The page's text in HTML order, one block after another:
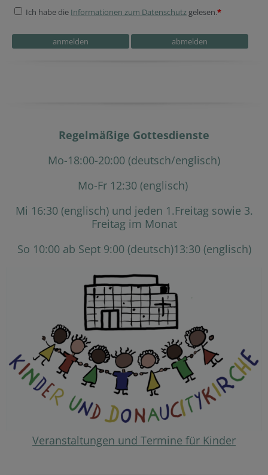
Ich habe die Informationen zum Datenschutz gelesen.*
Regelmäßige Gottesdienste
Mo-18:00-20:00 (deutsch/englisch)
Mo-Fr 12:30 (englisch)
Mi 16:30 (englisch) und jeden 1.Freitag sowie 3.
Freitag im Monat
So 10:00 ab Sept 9:00 (deutsch)13:30 (englisch)
Veranstaltungen und Termine für Kinder